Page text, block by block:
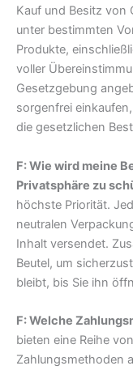
Kauf und Besitz von
unter bestimmten
Produkte,
voller
Gesetzgebung
sorgenfrei
die gesetzlichen
F: Wie wird meine
Privatsphäre zu
höchste Priorität.
neutralen
Inhalt versendet.
Beutel, um
bleibt, bis Sie ihn
F: Welche
bieten eine Reihe
Zahlungsmethoden